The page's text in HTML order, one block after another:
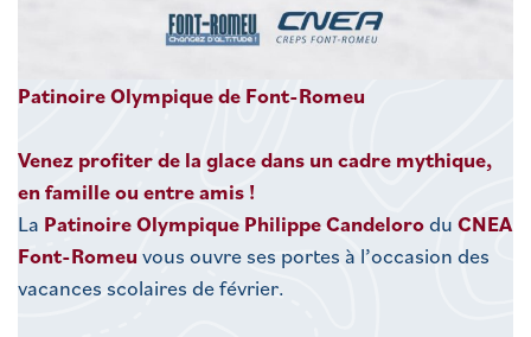
Patinoire Olympique de Font-Romeu
Venez profiter de la glace dans un cadre mythique,
en famille ou entre amis !
La Patinoire Olympique Philippe Candelorodu CNEA
Font-Romeu vous ouvre ses portes à l’occasion des
vacances scolaires de février.